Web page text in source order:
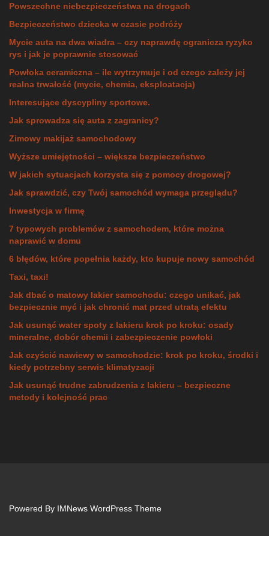
Powszechne niebezpieczeństwa na drogach
Bezpieczeństwo dziecka w czasie podróży
Mycie auta na dwa wiadra – czy naprawdę ogranicza ryzyko
rys i jak je poprawnie stosować
Powłoka ceramiczna – ile wytrzymuje i od czego zależy jej
realna trwałość (mycie, chemia, eksploatacja)
Interesujące dyscypliny sportowe.
Jak sprowadza się auta z zagranicy?
Zimowy makijaż samochodowy
Wyższe umiejętności – większe bezpieczeństwo
W jakich sytuacjach korzysta się z pomocy drogowej?
Jak sprawdzić, czy Twój samochód wymaga przeglądu?
Inwestycja w firmę
7 typowych problemów z samochodem, które można
naprawić w domu
6 błędów, które popełnia każdy, kto kupuje nowy samochód
Taxi, taxi!
Jak dbać o matowy lakier samochodu: czego unikać, jak
bezpiecznie myć i jak chronić mat przed utratą efektu
Jak usunąć water spoty z lakieru krok po kroku: osady
mineralne, dobór chemii i zabezpieczenie powłoki
Jak czyścić nawiewy w samochodzie: krok po kroku, środki i
kiedy potrzebny serwis klimatyzacji
Jak usunąć trudne zabrudzenia z lakieru – bezpieczne
metody i kolejność prac
Powered By IMNews WordPress Theme